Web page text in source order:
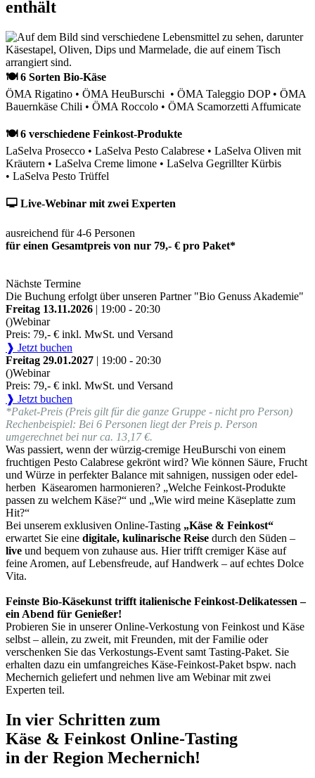
enthält
🍽 6 Sorten Bio-Käse
ÖMA Rigatino • ÖMA HeuBurschi • ÖMA Taleggio DOP • ÖMA
Bauernkäse Chili • ÖMA Roccolo • ÖMA Scamorzetti Affumicate
🍽 6 verschiedene Feinkost-Produkte
LaSelva Prosecco • LaSelva Pesto Calabrese • LaSelva Oliven mit
Kräutern • LaSelva Creme limone • LaSelva Gegrillter Kürbis
• LaSelva Pesto Trüffel
🖵 Live-Webinar mit zwei Experten
ausreichend für 4-6 Personen
für einen Gesamtpreis von nur 79,- € pro Paket*
Nächste Termine
Die Buchung erfolgt über unseren Partner "Bio Genuss Akademie"
Freitag 13.11.2026 | 19:00 - 20:30
()Webinar
Preis: 79,- € inkl. MwSt. und Versand
❱ Jetzt buchen
Freitag 29.01.2027 | 19:00 - 20:30
()Webinar
Preis: 79,- € inkl. MwSt. und Versand
❱ Jetzt buchen
*Paket-Preis (Preis gilt für die ganze Gruppe - nicht pro Person)
Rechenbeispiel: Bei 6 Personen liegt der Preis p. Person
umgerechnet bei nur ca. 13,17 €.
Was passiert, wenn der würzig-cremige HeuBurschi von einem
fruchtigen Pesto Calabrese gekrönt wird? Wie können Säure, Frucht
und Würze in perfekter Balance mit sahnigen, nussigen oder edel-
herben Käsearomen harmonieren? „Welche Feinkost-Produkte
passen zu welchem Käse?“ und „Wie wird meine Käseplatte zum
Hit?“
Bei unserem exklusiven Online-Tasting „Käse & Feinkost“
erwartet Sie eine digitale, kulinarische Reise durch den Süden –
live und bequem von zuhause aus. Hier trifft cremiger Käse auf
feine Aromen, auf Lebensfreude, auf Handwerk – auf echtes Dolce
Vita.
Feinste Bio-Käsekunst trifft italienische Feinkost-Delikatessen –
ein Abend für Genießer!
Probieren Sie in unserer Online-Verkostung von Feinkost und Käse
selbst – allein, zu zweit, mit Freunden, mit der Familie oder
verschenken Sie das Verkostungs-Event samt Tasting-Paket. Sie
erhalten dazu ein umfangreiches Käse-Feinkost-Paket bspw. nach
Mechernich geliefert und nehmen live am Webinar mit zwei
Experten teil.
In vier Schritten zum
Käse & Feinkost Online-Tasting
in der Region Mechernich!